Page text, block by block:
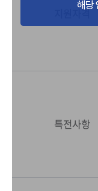
지원자격
특전사항